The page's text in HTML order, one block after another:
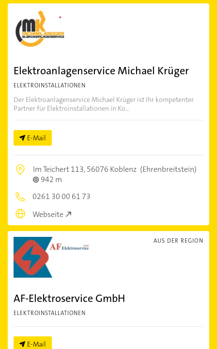
Elektroanlagenservice Michael Krüger
ELEKTROINSTALLATIONEN
Der Elektroanlagenservice Michael Krüger ist Ihr kompetenter
Partner für Elektroinstallationen in Ko...
E-Mail
Im Teichert 113,56076 Koblenz (Ehrenbreitstein)
942 m
0261 30 00 61 73
Webseite
AUS DER REGION
AF-Elektroservice GmbH
ELEKTROINSTALLATIONEN
E-Mail